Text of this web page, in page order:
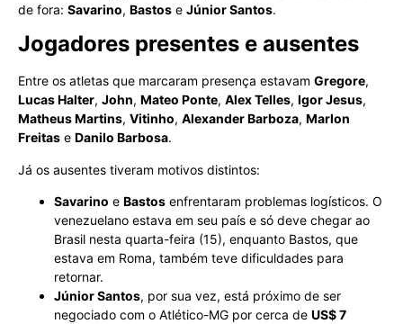
de fora: Savarino, Bastos e Júnior Santos.
Jogadores presentes e ausentes
Entre os atletas que marcaram presença estavam Gregore,
Lucas Halter, John, Mateo Ponte, Alex Telles, Igor Jesus,
Matheus Martins, Vitinho, Alexander Barboza, Marlon
Freitas e Danilo Barbosa.
Já os ausentes tiveram motivos distintos:
Savarino e Bastos enfrentaram problemas logísticos. O
venezuelano estava em seu país e só deve chegar ao
Brasil nesta quarta-feira (15), enquanto Bastos, que
estava em Roma, também teve dificuldades para
retornar.
Júnior Santos, por sua vez, está próximo de ser
negociado com o Atlético-MG por cerca de US$ 7